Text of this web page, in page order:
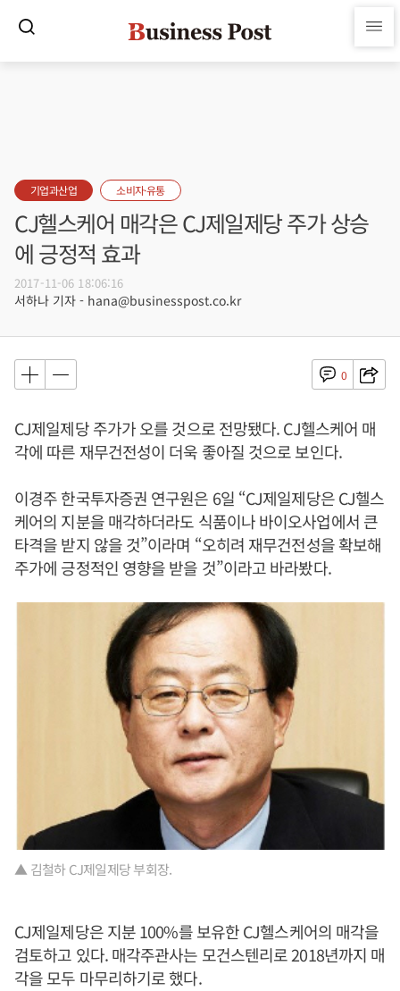
기업과산업 소비자·유통
CJ헬스케어 매각은 CJ제일제당 주가 상승
에 긍정적 효과
2017-11-06 18:06:16
서하나 기자 - hana@businesspost.co.kr
0
CJ제일제당 주가가 오를 것으로 전망됐다. CJ헬스케어 매
각에 따른 재무건전성이 더욱 좋아질 것으로 보인다.
이경주 한국투자증권 연구원은 6일 “CJ제일제당은 CJ헬스
케어의 지분을 매각하더라도 식품이나 바이오사업에서 큰
타격을 받지 않을 것”이라며 “오히려 재무건전성을 확보해
주가에 긍정적인 영향을 받을 것”이라고 바라봤다.
▲ 김철하 CJ제일제당 부회장.
CJ제일제당은 지분 100%를 보유한 CJ헬스케어의 매각을
검토하고 있다. 매각주관사는 모건스텐리로 2018년까지 매
각을 모두 마무리하기로 했다.